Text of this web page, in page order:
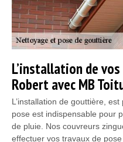
L’installation de
Robert avec MB
L’installation de gouttière,
pose est indispensable pour
de pluie. Nos couvreurs
effectuer vos travaux de